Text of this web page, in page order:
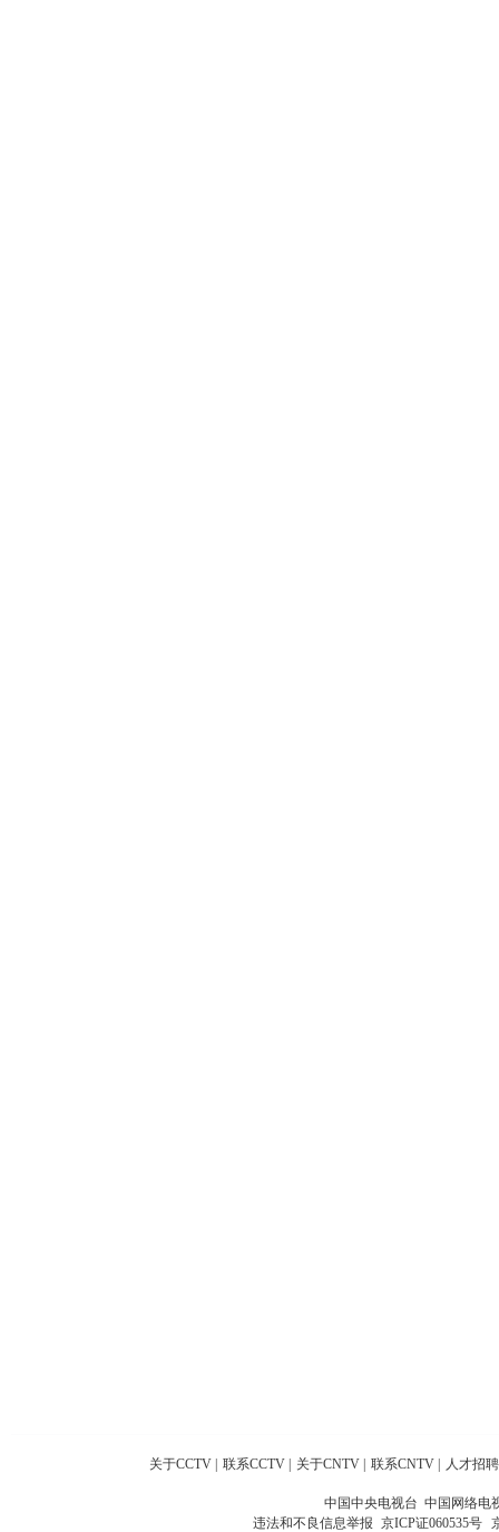
关于CCTV 联系CCTV 关于CNTV 联系CNTV 人才招聘
中国中央电视台 中国网络电
违法和不良信息举报 京ICP证060535号